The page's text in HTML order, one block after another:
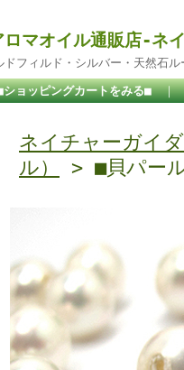
マオイル通販店-ネ
フィルド・シルバー・天然石
ショッピングカートをみる■ ｜
ネイチャーガイ
ル）
> ■貝パー